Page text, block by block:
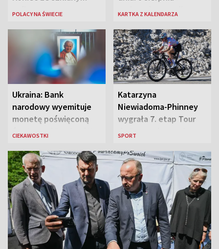
sufitem
POLACY NA ŚWIECIE
rozbrzmiewa radio
„Antka Rozpylacza”
KARTKA Z KALENDARZA
Ukraina: Bank
narodowy wyemituje
monetę poświęconą
św. Janowi Pawłowi II
CIEKAWOSTKI
Katarzyna
Niewiadoma-Phinney
wygrała 7. etap Tour
de France i została
SPORT